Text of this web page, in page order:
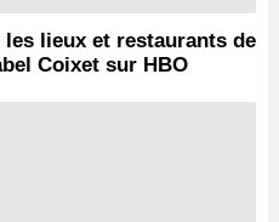
lieux et restaurants de
Coixet sur HBO